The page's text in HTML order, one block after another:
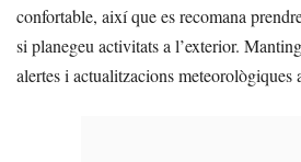
confortable, així que es recomana
si planegeu activitats a l’exterior.
alertes i actualitzacions meteorològiques